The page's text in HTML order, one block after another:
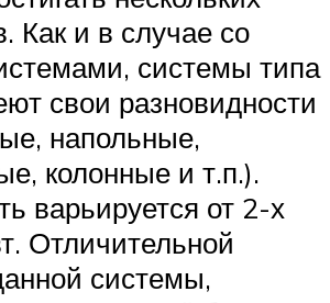
Как и в случае со
системы типа
свои разновидности
напольные,
колонные и т.п.).
варьируется от 2-х
Отличительной
системы,